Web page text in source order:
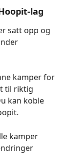
lag
satt opp og
kamper for
til riktig
kan koble
kamper